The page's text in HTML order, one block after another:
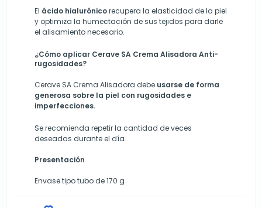
El ácido hialurónicorecupera la elasticidad de la piel
y optimiza la humectación de sus tejidos para darle
el alisamiento necesario.
¿Cómo aplicar Cerave SA Crema Alisadora Anti-
rugosidades?
Cerave SA Crema Alisadora debe usarse de forma
generosa sobre la piel con rugosidades e
imperfecciones.
Se recomienda repetir la cantidad de veces
deseadas durante el día.
Presentación
Envase tipo tubo de 170 g